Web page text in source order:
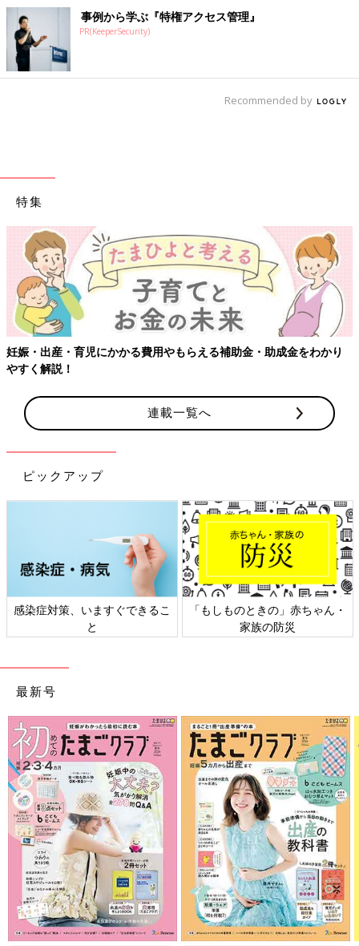
事例から学ぶ『特権アクセス管理』
PR(KeeperSecurity)
Recommended by
特集
妊娠・出産・育児にかかる費用やもらえる補助金・助成金をわかり
やすく解説！
連載一覧へ
ピックアップ
感染症対策、いますぐできるこ
と
「もしものときの」赤ちゃん・
家族の防災
最新号